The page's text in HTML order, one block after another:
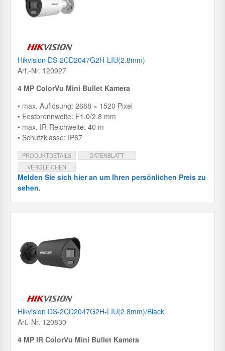
Hikvision DS-2CD2047G2H-LIU(2.8mm)
Art.-Nr. 120927
4 MP ColorVu Mini Bullet Kamera
• max. Auflösung: 2688 × 1520 Pixel
• Festbrennweite: F1.0/2.8 mm
• max. IR-Reichweite: 40 m
• Schutzklasse: IP67
PRODUKTDETAILS
DATENBLATT
VERGLEICHEN
Melden Sie sich hier an um Ihren persönlichen Preis zu
sehen.
Hikvision DS-2CD2047G2H-LIU(2.8mm)/Black
Art.-Nr. 120830
4 MP IR ColorVu Mini Bullet Kamera